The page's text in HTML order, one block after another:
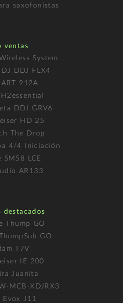
saxofonistas
ventas
System
DDJ FLX4
ART 912A
DDJ GRV6
HD 25
The Drop
4/4 Iniciación
SM58 LCE
AR133
destacados
Thump GO
GO
T7V
IE 200
Juanita
MCB-XDJRX3
Evox J11